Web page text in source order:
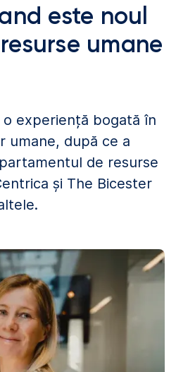
este noul
umane
o experiență bogată în
umane, după ce a
de resurse
și The Bicester